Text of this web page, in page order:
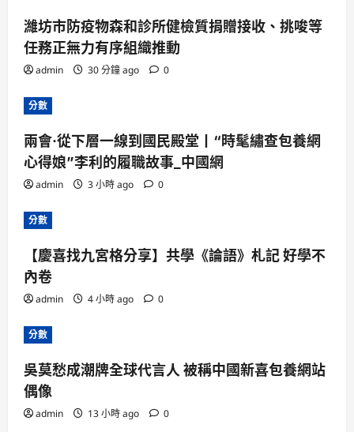
濰坊市防疫物森和診所健檢質捐贈接收、挑唆等
任務正無力有序組織推動
admin 30 分鐘 ago 0
分數
兩會·從下層一線到國民殿堂丨“時髦繡查包養網
心得娘”李利的履職故事_中國網
admin 3 小時 ago 0
分數
【慶喜找九宮格分享】共學《論語》札記 好學不
內卷
admin 4 小時 ago 0
分數
吳莫愁成潮牌全球代言人 被稱中國新喜包養網站
偶像
admin 13 小時 ago 0